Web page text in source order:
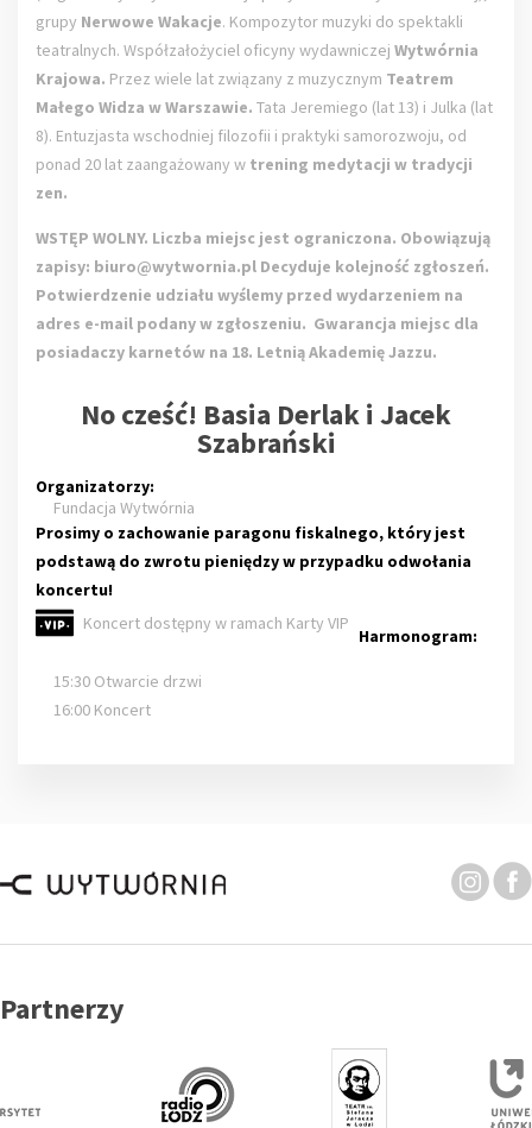
grupy Nerwowe Wakacje. Kompozytor muzyki do spektakli
teatralnych. Współzałożyciel oficyny wydawniczej Wytwórnia
Krajowa. Przez wiele lat związany z muzycznym Teatrem
Małego Widza w Warszawie. Tata Jeremiego (lat 13) i Julka (lat
8). Entuzjasta wschodniej filozofii i praktyki samorozwoju, od
ponad 20 lat zaangażowany w trening medytacji w tradycji
zen.
WSTĘP WOLNY. Liczba miejsc jest ograniczona. Obowiązują
zapisy: biuro@wytwornia.pl Decyduje kolejność zgłoszeń.
Potwierdzenie udziału wyślemy przed wydarzeniem na
adres e-mail podany w zgłoszeniu. Gwarancja miejsc dla
posiadaczy karnetów na 18. Letnią Akademię Jazzu.
No cześć! Basia Derlak i Jacek
Szabrański
Organizatorzy:
Fundacja Wytwórnia
Prosimy o zachowanie paragonu fiskalnego, który jest
podstawą do zwrotu pieniędzy w przypadku odwołania
koncertu!
Koncert dostępny w ramach Karty VIP
Harmonogram:
15:30 Otwarcie drzwi
16:00 Koncert
Partnerzy